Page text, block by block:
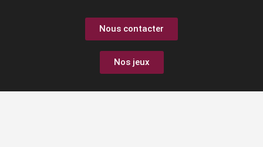
Nous contacter
Nos jeux